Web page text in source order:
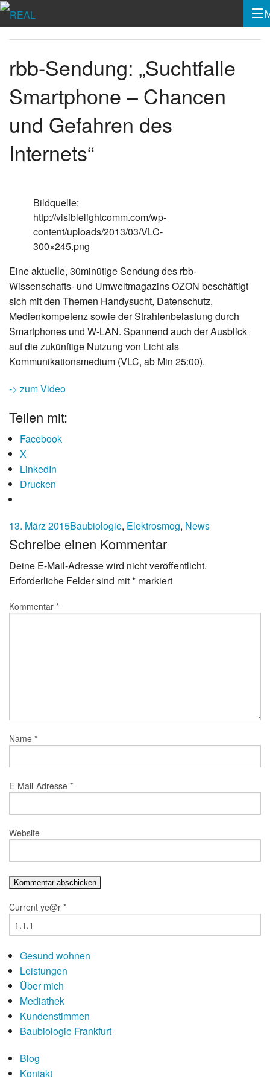
rbb-Sendung: „Suchtfalle
Smartphone – Chancen
und Gefahren des
Internets“
Bildquelle:
http://visiblelightcomm.com/wp-
content/uploads/2013/03/VLC-
300×245.png
Eine aktuelle, 30minütige Sendung des rbb-
Wissenschafts- und Umweltmagazins OZON beschäftigt
sich mit den Themen Handysucht, Datenschutz,
Medienkompetenz sowie der Strahlenbelastung durch
Smartphones und W-LAN. Spannend auch der Ausblick
auf die zukünftige Nutzung von Licht als
Kommunikationsmedium (VLC, ab Min 25:00).
-> zum Video
Teilen mit:
Facebook
X
LinkedIn
Drucken
13. März 2015Baubiologie, Elektrosmog, News
Schreibe einen Kommentar
Deine E-Mail-Adresse wird nicht veröffentlicht.
Erforderliche Felder sind mit* markiert
Kommentar *
Name *
E-Mail-Adresse *
Website
Current ye@r *
Gesund wohnen
Leistungen
Über mich
Mediathek
Kundenstimmen
Baubiologie Frankfurt
Blog
Kontakt